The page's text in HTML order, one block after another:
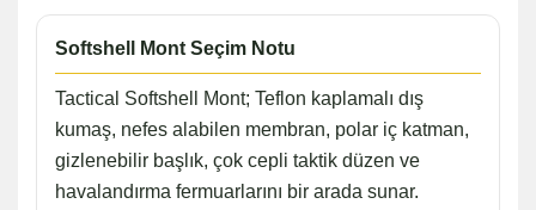
Softshell Mont Seçim Notu
Tactical Softshell Mont; Teflon kaplamalı dış
kumaş, nefes alabilen membran, polar iç katman,
gizlenebilir başlık, çok cepli taktik düzen ve
havalandırma fermuarlarını bir arada sunar.